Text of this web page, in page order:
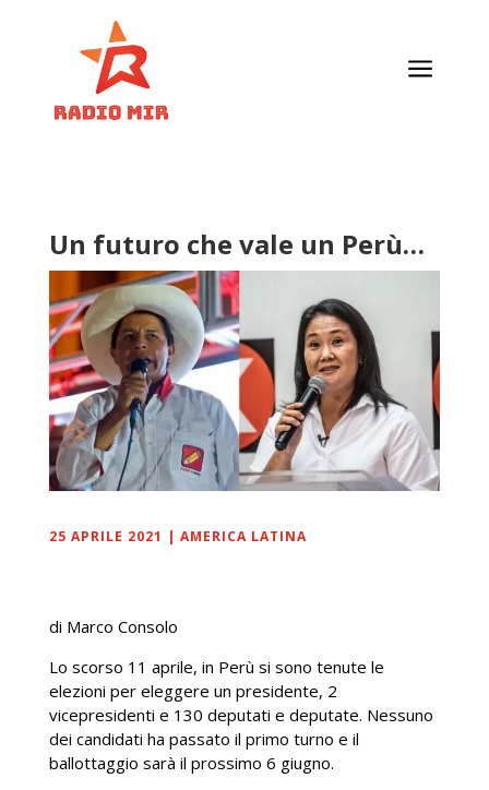
a
Un futuro che vale un Perù…
25 APRILE 2021 | AMERICA LATINA
di Marco Consolo
Lo scorso 11 aprile, in Perù si sono tenute le
elezioni per eleggere un presidente, 2
vicepresidenti e 130 deputati e deputate. Nessuno
dei candidati ha passato il primo turno e il
ballottaggio sarà il prossimo 6 giugno.